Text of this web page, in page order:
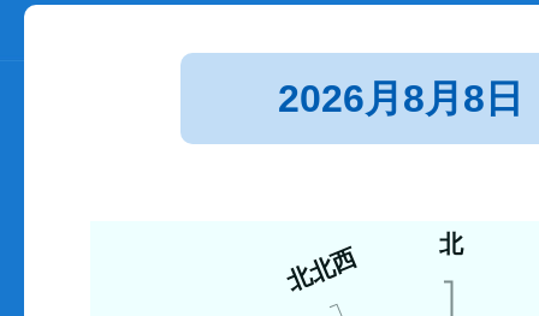
2026月8月8日
北
北北西